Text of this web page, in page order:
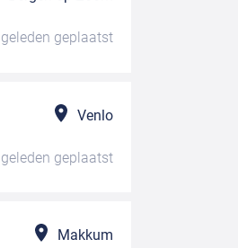
geplaatst
Venlo
geplaatst
Makkum